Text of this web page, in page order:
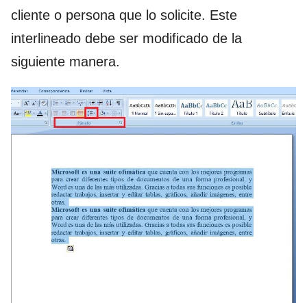
cliente o persona que lo solicite. Este
interlineado debe ser modificado de la
siguiente manera.